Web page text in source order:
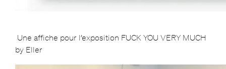
Une affiche pour l’exposition FUCK YOU VERY MUCH
by Eller